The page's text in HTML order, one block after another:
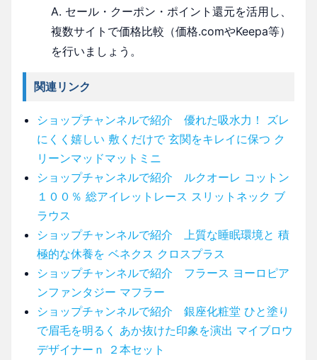
A. セール・クーポン・ポイント還元を活用し、
複数サイトで価格比較（価格.comやKeepa等）
を行いましょう。
関連リンク
ショップチャンネルで紹介 優れた吸水力！ ズレ
にくく嬉しい 敷くだけで 玄関をキレイに保つ ク
リーンマッドマットミニ
ショップチャンネルで紹介 ルクオーレ コットン
１００％ 総アイレットレース スリットネック ブ
ラウス
ショップチャンネルで紹介 上質な睡眠環境と 積
極的な休養を ベネクス クロスプラス
ショップチャンネルで紹介 フラース ヨーロピア
ンファンタジー マフラー
ショップチャンネルで紹介 銀座化粧堂 ひと塗り
で眉毛を明るく あか抜けた印象を演出 マイブロウ
デザイナーｎ ２本セット